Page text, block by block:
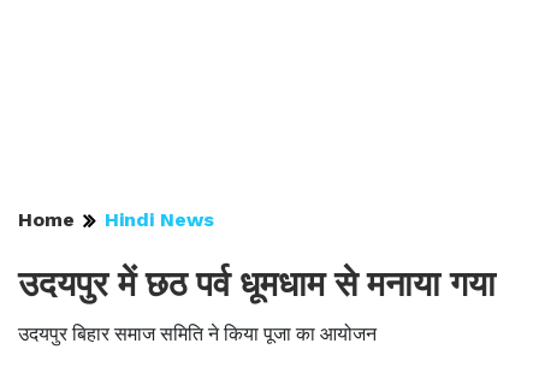
Home Hindi News
उदयपुर में छठ पर्व धूमधाम से मनाया गया
उदयपुर बिहार समाज समिति ने किया पूजा का आयोजन